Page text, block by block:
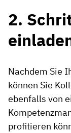
2.
Nachdem Sie
können Sie
ebenfalls von
profitieren